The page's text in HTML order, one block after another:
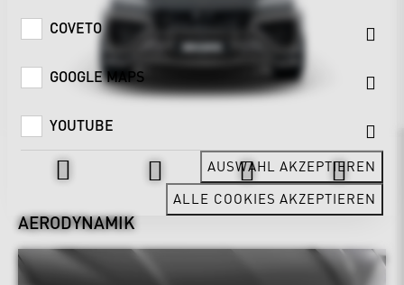
Design & Exterieur
AERODYNAMIK
COVETO
GOOGLE MAPS
YOUTUBE
AUSWAHL AKZEPTIEREN
ALLE COOKIES AKZEPTIEREN